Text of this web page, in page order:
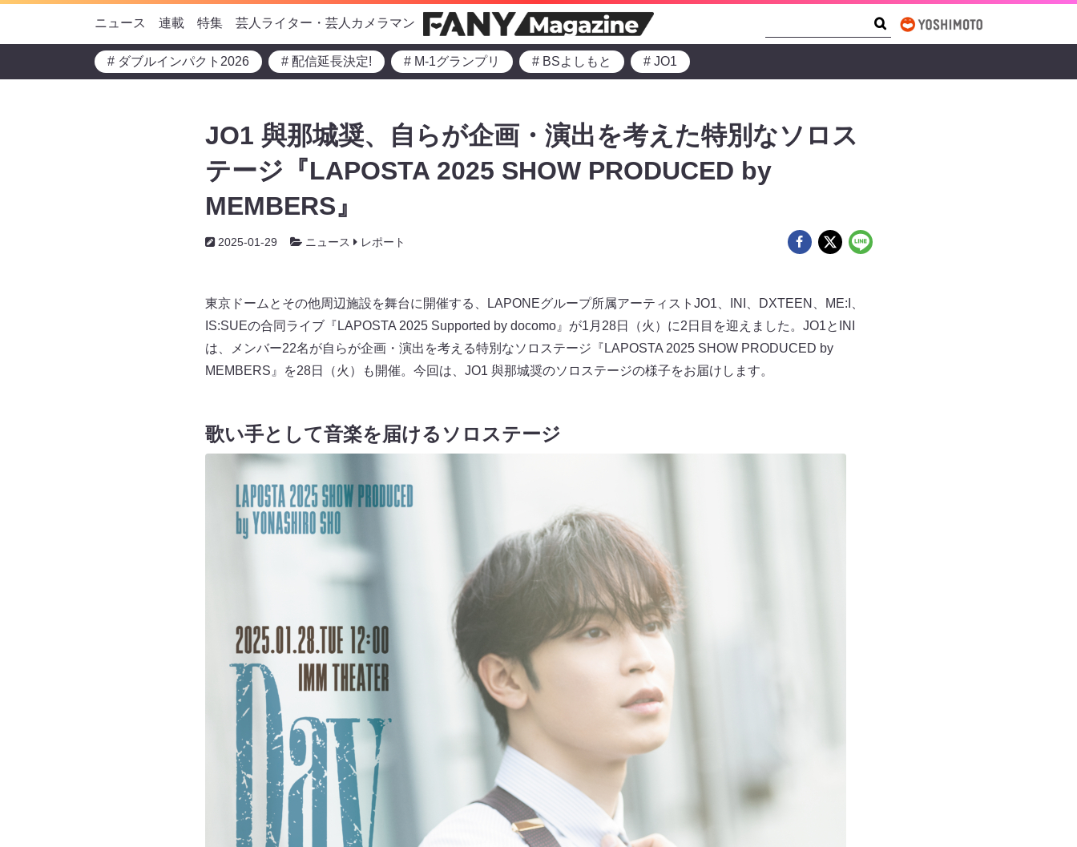
ニュース 連載 特集 芸人ライター・芸人カメラマン
# ダブルインパクト2026 # 配信延長決定! # M-1グランプリ # BSよしもと # JO1
JO1 與那城奨、自らが企画・演出を考えた特別なソロス
テージ『LAPOSTA 2025 SHOW PRODUCED by
MEMBERS』
2025-01-29 ニュース レポート
東京ドームとその他周辺施設を舞台に開催する、LAPONEグループ所属アーティストJO1、INI、DXTEEN、ME:I、
IS:SUEの合同ライブ『LAPOSTA 2025 Supported by docomo』が1月28日（火）に2日目を迎えました。JO1とINI
は、メンバー22名が自らが企画・演出を考える特別なソロステージ『LAPOSTA 2025 SHOW PRODUCED by
MEMBERS』を28日（火）も開催。今回は、JO1 與那城奨のソロステージの様子をお届けします。
歌い手として音楽を届けるソロステージ